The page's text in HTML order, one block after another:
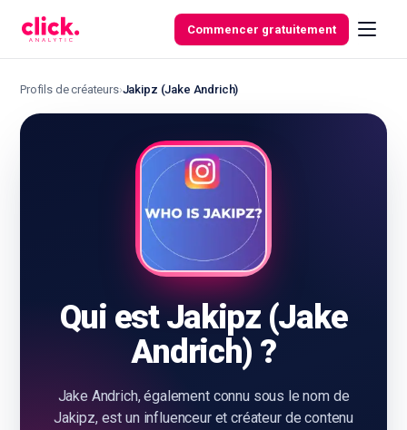
Commencer gratuitement
Fonctionnalités
Profils de créateurs›Jakipz (Jake Andrich)
Qui est Jakipz (Jake
Andrich) ?
Jake Andrich, également connu sous le nom de
Jakipz, est un influenceur et créateur de contenu